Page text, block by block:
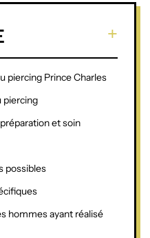
piercing Prince Charles
piercing
et soin
possibles
hommes ayant réalisé